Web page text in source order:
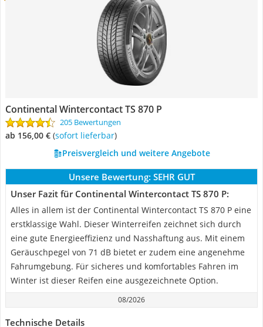
Continental Wintercontact TS 870 P
205 Bewertungen
ab 156,00 € ( Sofort lieferbar)
Preisvergleich und weitere Angebote
Unsere Bewertung: SEHR GUT
Unser Fazit für Continental Wintercontact TS 870 P:
Alles in allem ist der Continental Wintercontact TS 870 P eine
erstklassige Wahl. Dieser Winterreifen zeichnet sich durch
eine gute Energieeffizienz und Nasshaftung aus. Mit einem
Geräuschpegel von 71 dB bietet er zudem eine angenehme
Fahrumgebung. Für sicheres und komfortables Fahren im
Winter ist dieser Reifen eine ausgezeichnete Option.
08/2026
Technische Details